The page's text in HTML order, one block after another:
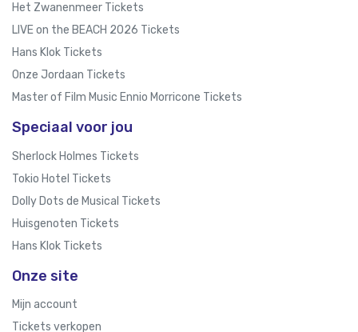
Het Zwanenmeer Tickets
LIVE on the BEACH 2026 Tickets
Hans Klok Tickets
Onze Jordaan Tickets
Master of Film Music Ennio Morricone Tickets
Speciaal voor jou
Sherlock Holmes Tickets
Tokio Hotel Tickets
Dolly Dots de Musical Tickets
Huisgenoten Tickets
Hans Klok Tickets
Onze site
Mijn account
Tickets verkopen